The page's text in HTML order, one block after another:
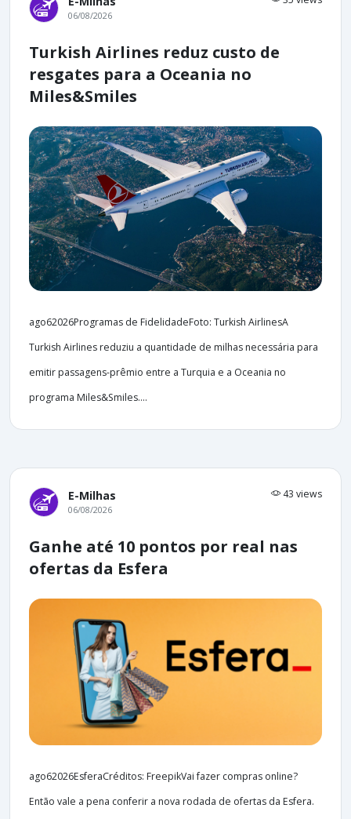
06/08/2026
Turkish Airlines reduz custo de
resgates para a Oceania no
Miles&Smiles
ago62026Programas de FidelidadeFoto: Turkish AirlinesA
Turkish Airlines reduziu a quantidade de milhas necessária para
emitir passagens-prêmio entre a Turquia e a Oceania no
programa Miles&Smiles....
E-Milhas 43 views
06/08/2026
Ganhe até 10 pontos por real nas
ofertas da Esfera
ago62026EsferaCréditos: FreepikVai fazer compras online?
Então vale a pena conferir a nova rodada de ofertas da Esfera.